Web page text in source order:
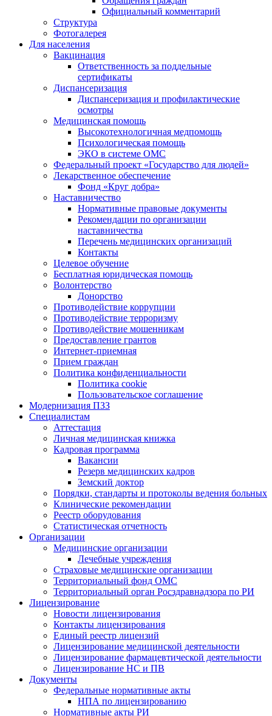
Официальный комментарий
Структура
Фотогалерея
Для населения
Вакцинация
Ответственность за поддельные
сертификаты
Диспансеризация
Диспансеризация и профилактические
осмотры
Медицинская помощь
Высокотехнологичная медпомощь
Психологическая помощь
ЭКО в системе ОМС
Федеральный проект «Государство для людей»
Лекарственное обеспечение
Фонд «Круг добра»
Наставничество
Нормативные правовые документы
Рекомендации по организации
наставничества
Перечень медицинских организаций
Контакты
Целевое обучение
Бесплатная юридическая помощь
Волонтерство
Донорство
Противодействие коррупции
Противодействие терроризму
Противодействие мошенникам
Предоставление грантов
Интернет-приемная
Прием граждан
Политика конфиденциальности
Политика cookie
Пользовательское соглашение
Модернизация ПЗЗ
Специалистам
Аттестация
Личная медицинская книжка
Кадровая программа
Вакансии
Резерв медицинских кадров
Земский доктор
Порядки, стандарты и протоколы ведения больных
Клинические рекомендации
Реестр оборудования
Статистическая отчетность
Организации
Медицинские организации
Лечебные учреждения
Страховые медицинские организации
Территориальный фонд ОМС
Территориальный орган Росздравнадзора по РИ
Лицензирование
Новости лицензирования
Контакты лицензирования
Единый реестр лицензий
Лицензирование медицинской деятельности
Лицензирование фармацевтической деятельности
Лицензирование НС и ПВ
Документы
Федеральные нормативные акты
НПА по лицензированию
Нормативные акты РИ